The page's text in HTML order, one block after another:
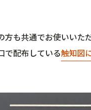
方も共通でお使いいた
で配布している触知図